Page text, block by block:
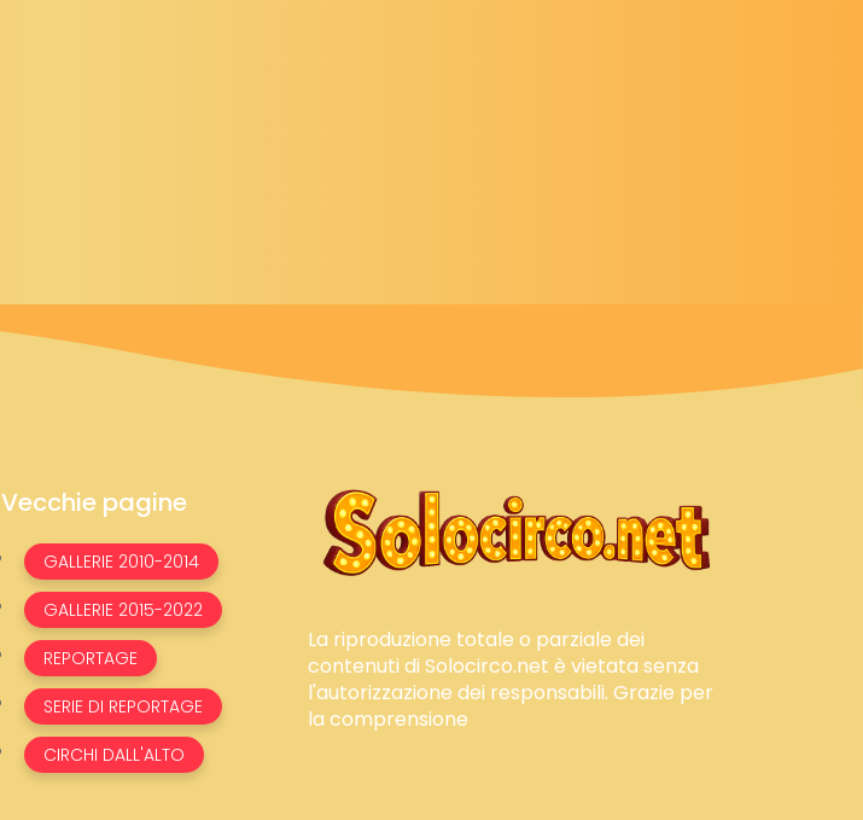
Vecchie pagine
GALLERIE 2010-2014
GALLERIE 2015-2022
REPORTAGE
SERIE DI REPORTAGE
CIRCHI DALL'ALTO
La riproduzione totale o parziale dei
contenuti di Solocirco.net è vietata senza
l'autorizzazione dei responsabili. Grazie per
la comprensione